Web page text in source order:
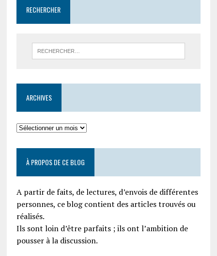
RECHERCHER
ARCHIVES
À PROPOS DE CE BLOG
A partir de faits, de lectures, d’envois de différentes
personnes, ce blog contient des articles trouvés ou
réalisés.
Ils sont loin d’être parfaits ; ils ont l’ambition de
pousser à la discussion.